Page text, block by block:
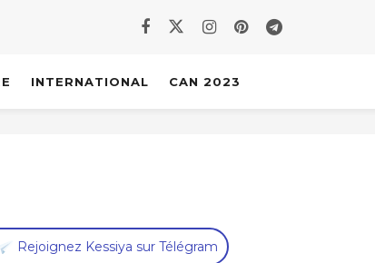
INTERNATIONAL CAN 2023
Rejoignez Kessiya sur Télégram